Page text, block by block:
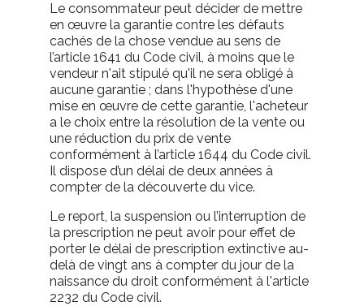
Le consommateur peut décider de mettre
en œuvre la garantie contre les défauts
cachés de la chose vendue au sens de
l’article 1641 du Code civil, à moins que le
vendeur n'ait stipulé qu'il ne sera obligé à
aucune garantie ; dans l'hypothèse d'une
mise en œuvre de cette garantie, l'acheteur
a le choix entre la résolution de la vente ou
une réduction du prix de vente
conformément à l’article 1644 du Code civil.
Il dispose d’un délai de deux années à
compter de la découverte du vice.
Le report, la suspension ou l’interruption de
la prescription ne peut avoir pour effet de
porter le délai de prescription extinctive au-
delà de vingt ans à compter du jour de la
naissance du droit conformément à l'article
2232 du Code civil.